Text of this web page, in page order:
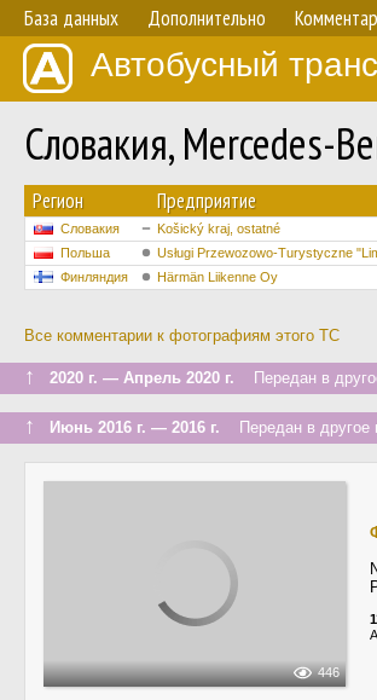
База данных Дополнительно
Автобусный
Словакия, Mercedes-
Регион Предприятие
Словакия
Košický kraj, ostatné
Польша
Usługi Przewozowo-Turystyczne
Финляндия
Härmän Liikenne Oy
Все комментарии к фотографиям этого ТС
↑ 2020 г. — Апрель 2020 г. Передан в
↑ Июнь 2016 г. — 2016 г. Передан в другое
446